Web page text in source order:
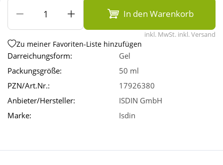
In den Warenkorb
inkl. MwSt. inkl. Versand
Zu meiner Favoriten-Liste hinzufügen
Darreichungsform:
Gel
Packungsgröße:
50 ml
PZN/Art.Nr.:
17926380
Anbieter/Hersteller:
ISDIN GmbH
Marke:
Isdin